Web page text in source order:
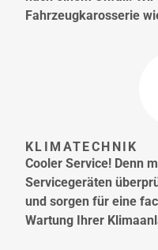
Fahrzeugkarosserie
KLIMATECHNIK
Cooler Service! Denn
Servicegeräten
und sorgen für eine
Wartung Ihrer